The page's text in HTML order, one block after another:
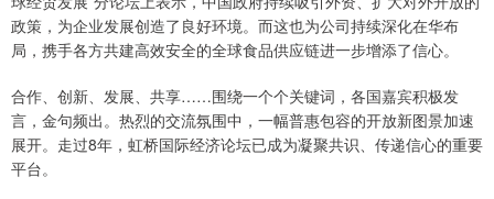
政策，为企业发展创造了良好环境。而这也为公司持续深化在华布
局，携手各方共建高效安全的全球食品供应链进一步增添了信心。
合作、创新、发展、共享……围绕一个个关键词，各国嘉宾积极发
言，金句频出。热烈的交流氛围中，一幅普惠包容的开放新图景加速
展开。走过8年，虹桥国际经济论坛已成为凝聚共识、传递信心的重要
平台。